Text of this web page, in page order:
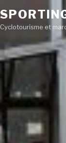
Cyclotourisme et